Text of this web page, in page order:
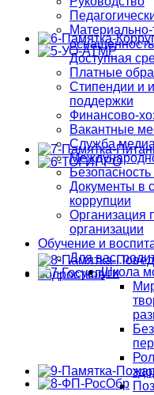
Материально-
Доступная
Платные
Стипендии и
поддержки
Финансово-
Вакантные
Служба
Документы в
коррупции
Организация
организации
Обучение и
Для вас,
Школа